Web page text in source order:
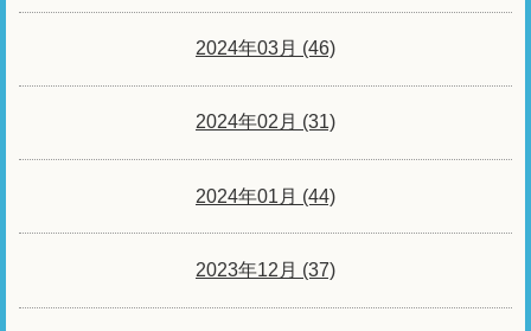
2024年03月 (46)
2024年02月 (31)
2024年01月 (44)
2023年12月 (37)